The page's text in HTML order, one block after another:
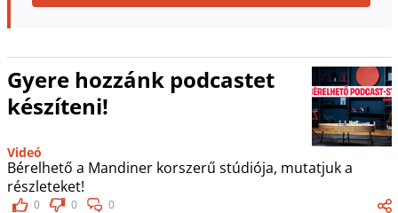
Gyere hozzánk podcastet
készíteni!
Videó
Bérelhető a Mandiner korszerű stúdiója, mutatjuk a
részleteket!
0 0 0